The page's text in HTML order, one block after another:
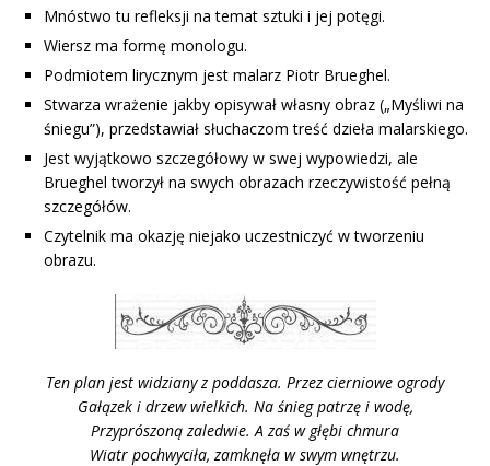
Mnóstwo tu refleksji na temat sztuki i jej potęgi.
Wiersz ma formę monologu.
Podmiotem lirycznym jest malarz Piotr Brueghel.
Stwarza wrażenie jakby opisywał własny obraz („Myśliwi na
śniegu”), przedstawiał słuchaczom treść dzieła malarskiego.
Jest wyjątkowo szczegółowy w swej wypowiedzi, ale
Brueghel tworzył na swych obrazach rzeczywistość pełną
szczegółów.
Czytelnik ma okazję niejako uczestniczyć w tworzeniu
obrazu.
Ten plan jest widziany z poddasza. Przez cierniowe ogrody
Gałązek i drzew wielkich. Na śnieg patrzę i wodę,
Przyprószoną zaledwie. A zaś w głębi chmura
Wiatr pochwyciła, zamknęła w swym wnętrzu.